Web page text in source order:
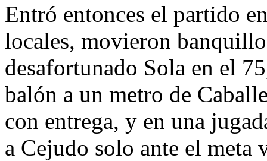
Entró entonces el partido
locales, movieron
desafortunado Sola en el
balón a un metro de
con entrega, y en una
a Cejudo solo ante el